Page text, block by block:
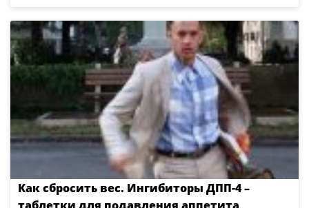
Как сбросить вес. Ингибиторы ДПП-4 –